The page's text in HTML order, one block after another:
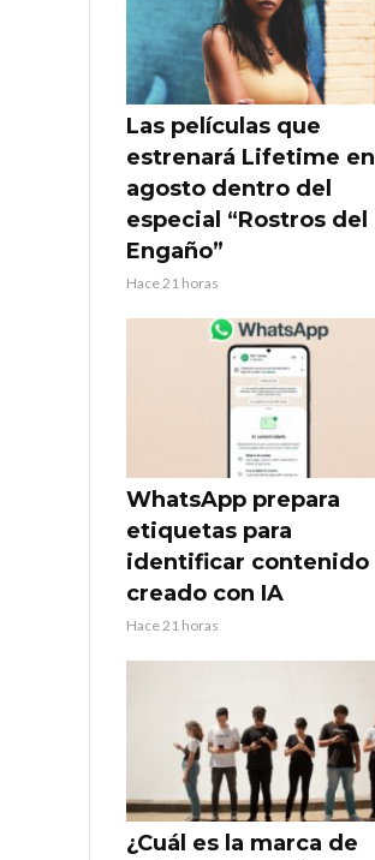
Las películas que
estrenará Lifetime en
agosto dentro del
especial “Rostros del
Engaño”
Hace 21 horas
WhatsApp prepara
etiquetas para
identificar contenido
creado con IA
Hace 21 horas
¿Cuál es la marca de